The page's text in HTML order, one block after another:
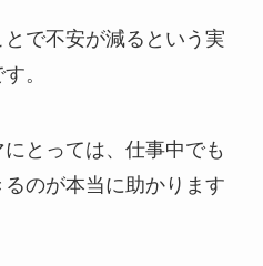
で不安が減るという実
。
とっては、仕事中でも
のが本当に助かります